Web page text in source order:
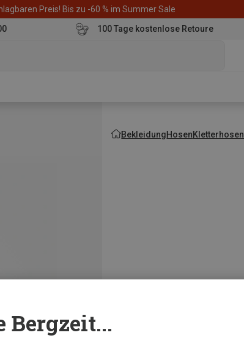
Preis! Bis zu -60 % im Summer Sale
100 Tage kostenlose Retoure
BekleidungHosenKletterhosen
Bergzeit...